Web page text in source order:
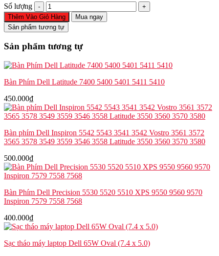
Số lượng
Vỏ
che
bản
lề
Inspiron
5548
5543
số
lượng
Thêm Vào Giỏ Hàng
Mua ngay
Sản phẩm tương tự
Sản phẩm tương tự
Bàn Phím Dell Latitude 7400 5400 5401 5411 5410
450.000₫
Bàn phím Dell Inspiron 5542 5543 3541 3542 Vostro 3561 3572
3565 3578 3549 3559 3546 3558 Latitude 3550 3560 3570 3580
500.000₫
Bàn Phím Dell Precision 5530 5520 5510 XPS 9550 9560 9570
Inspiron 7579 7558 7568
400.000₫
Sạc tháo máy laptop Dell 65W Oval (7.4 x 5.0)